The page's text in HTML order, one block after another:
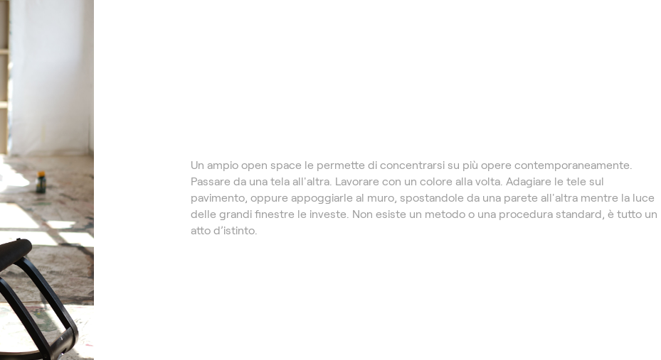
Un ampio open space le permette di concentrarsi su più opere contemporaneamente.
Passare da una tela all'altra. Lavorare con un colore alla volta. Adagiare le tele sul
pavimento, oppure appoggiarle al muro, spostandole da una parete all'altra mentre la luce
delle grandi finestre le investe. Non esiste un metodo o una procedura standard, è tutto un
atto d’istinto.